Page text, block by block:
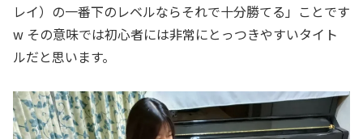
レイ）の一番下のレベルならそれで十分勝てる」ことです
w その意味では初心者には非常にとっつきやすいタイト
ルだと思います。